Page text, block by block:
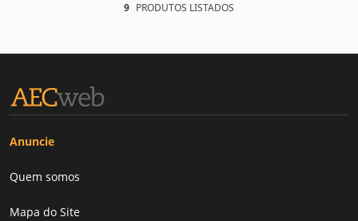
9 PRODUTOS LISTADOS
Anuncie
Quem somos
Mapa do Site